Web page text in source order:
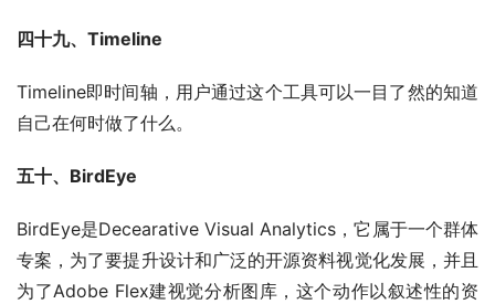
四十九、Timeline
Timeline即时间轴，用户通过这个工具可以一目了然的知道
自己在何时做了什么。
五十、BirdEye
BirdEye是Decearative Visual Analytics，它属于一个群体
专案，为了要提升设计和广泛的开源资料视觉化发展，并且
为了Adobe Flex建视觉分析图库，这个动作以叙述性的资